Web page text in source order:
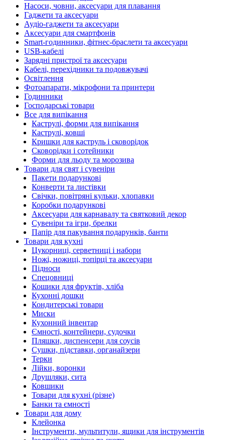
Насоси, човни, аксесуари для плавання
Гаджети та аксесуари
Аудіо-гаджети та аксесуари
Аксесуари для смартфонів
Smart-годинники, фітнес-браслети та аксесуари
USB-кабелі
Зарядні пристрої та аксесуари
Кабелі, перехідники та подовжувачі
Освітлення
Фотоапарати, мікрофони та принтери
Годинники
Господарські товари
Все для випікання
Каструлі, форми для випікання
Каструлі, ковші
Кришки для каструль і сковорідок
Сковорідки і сотейники
Форми для льоду та морозива
Товари для свят і сувеніри
Пакети подарункові
Конверти та листівки
Свічки, повітряні кульки, хлопавки
Коробки подарункові
Аксесуари для карнавалу та святковий декор
Сувеніри та ігри, брелки
Папір для пакування подарунків, банти
Товари для кухні
Цукорниці, серветниці і набори
Ножі, ножиці, топірці та аксесуари
Підноси
Спецовниці
Кошики для фруктів, хліба
Кухонні дошки
Кондитерські товари
Миски
Кухонний інвентар
Ємності, контейнери, судочки
Пляшки, диспенсери для соусів
Сушки, підставки, органайзери
Терки
Лійки, воронки
Друшляки, сита
Ковшики
Товари для кухні (різне)
Банки та ємності
Товари для дому
Клейонка
Інструменти, мультитули, ящики для інструментів